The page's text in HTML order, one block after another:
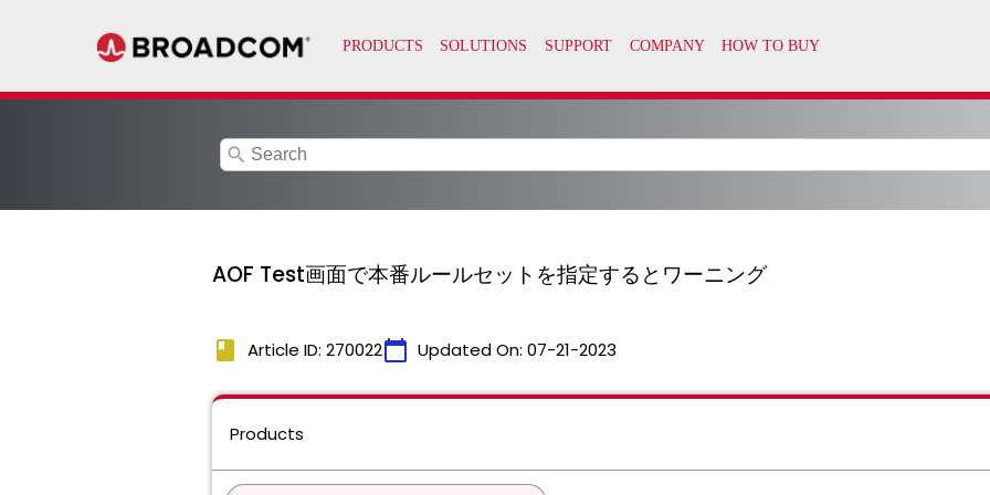
search
AOF Test画面で本番ルールセットを指定するとワーニング
book Article ID: 270022calendar_today Updated On: 07-21-2023
Products